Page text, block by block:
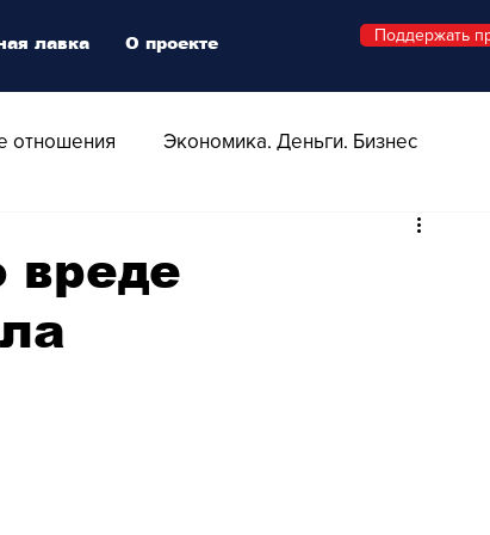
отношения Экономика. Деньги. Бизнес
Афиша
вреде
лавка О проекте Поддержать